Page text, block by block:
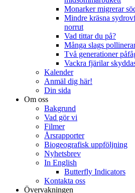
Monarker migrerar
Mindre kräsna
norrut
Vad tittar du på?
Många slags
Två generationer
Vackra fjärilar
Kalender
Anmäl dig här!
Din sida
Om oss
Bakgrund
Vad gör vi
Filmer
Årsrapporter
Biogeografisk uppföljning
Nyhetsbrev
In English
Butterfly Indicators
Kontakta oss
Övervakningen